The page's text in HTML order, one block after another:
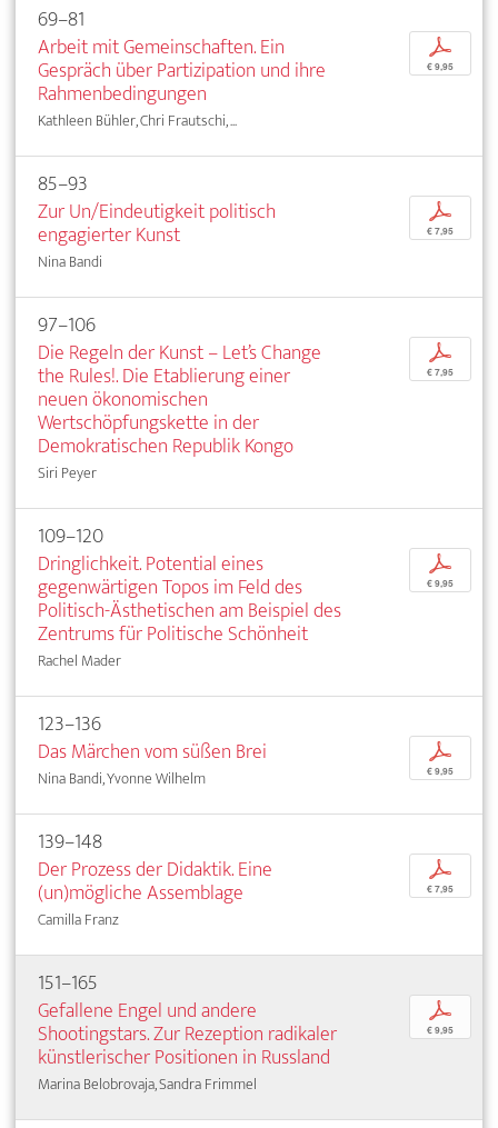
69–81
Arbeit mit Gemeinschaften. Ein
Gespräch über Partizipation und ihre
Rahmenbedingungen
Kathleen Bühler, Chri Frautschi, ...
p
€ 9,95
85–93
Zur Un/Eindeutigkeit politisch
engagierter Kunst
Nina Bandi
p
€ 7,95
97–106
Die Regeln der Kunst – Let’s Change
the Rules!. Die Etablierung einer
neuen ökonomischen
Wertschöpfungskette in der
Demokratischen Republik Kongo
Siri Peyer
p
€ 7,95
109–120
Dringlichkeit. Potential eines
gegenwärtigen Topos im Feld des
Politisch-Ästhetischen am Beispiel des
Zentrums für Politische Schönheit
Rachel Mader
p
€ 9,95
123–136
Das Märchen vom süßen Brei
Nina Bandi, Yvonne Wilhelm
p
€ 9,95
139–148
Der Prozess der Didaktik. Eine
(un)mögliche Assemblage
Camilla Franz
p
€ 7,95
151–165
Gefallene Engel und andere
Shootingstars. Zur Rezeption radikaler
künstlerischer Positionen in Russland
Marina Belobrovaja, Sandra Frimmel
p
€ 9,95